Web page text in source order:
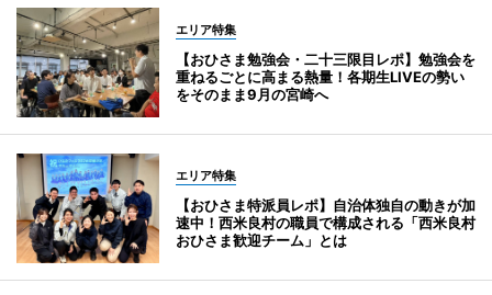
エリア特集
【おひさま勉強会・二十三限目レポ】勉強会を
重ねるごとに高まる熱量！各期生LIVEの勢い
をそのまま9月の宮崎へ
エリア特集
【おひさま特派員レポ】自治体独自の動きが加
速中！西米良村の職員で構成される「西米良村
おひさま歓迎チーム」とは